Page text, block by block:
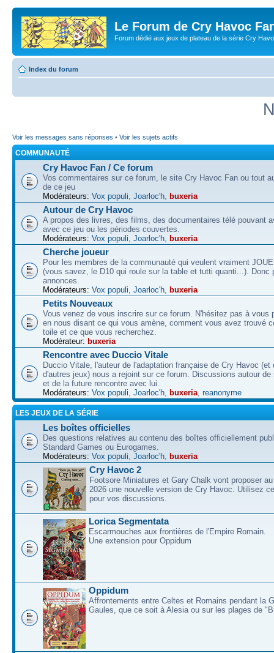
Le Forum de Cry Havoc
Forum dédié aux jeux de plateau de la série Cry
Index du forum
Voir les messages sans réponses • Voir les sujets actifs
COMMUNAUTÉ
Cry Havoc Fan / Ce forum
Vos commentaires sur ce forum, le site Cry Havoc Fan ou tout
de ce jeu
Modérateurs: Vox populi, Joarloc'h, buxeria
Autour de Cry Havoc
A propos des livres, des films, des documentaires télé pouvant
avec ce jeu ou les périodes couvertes.
Modérateurs: Vox populi, Joarloc'h, buxeria
Cherche joueur
Pour les membres de la communauté qui veulent vraiment
(vous savez, le D10 qui roule sur la table et tutti quanti...). Donc
annonces.
Modérateurs: Vox populi, Joarloc'h, buxeria
Petits Nouveaux
Vous venez de vous inscrire sur ce forum. N'hésitez pas à vous
en nous disant ce qui vous amène, comment vous avez trouvé
toile et ce que vous recherchez.
Modérateur: buxeria
Rencontre avec Duccio Vitale
Duccio Vitale, l'auteur de l'adaptation française de Cry Havoc (et
d'autres jeux) nous a rejoint sur ce forum. Discussions autour de
et de la future rencontre avec lui.
Modérateurs: Vox populi, Joarloc'h, buxeria, reanonyme
LES JEUX DE LA SÉRIE
Les boîtes officielles
Des questions relatives au contenu des boîtes officiellement
Standard Games ou Eurogames.
Modérateurs: Vox populi, Joarloc'h, buxeria
Cry Havoc 2
Footsore Miniatures et Gary Chalk vont proposer
2026 une nouvelle version de Cry Havoc. Utilisez
pour vos discussions.
Lorica Segmentata
Escarmouches aux frontières de l'Empire Romain.
Une extension pour Oppidum
Oppidum
Affrontements entre Celtes et Romains pendant la
Gaules, que ce soit à Alesia ou sur les plages de